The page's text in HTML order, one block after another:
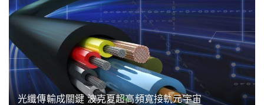
光纖傳輸成關鍵 波克夏超高頻寬接軌元宇宙